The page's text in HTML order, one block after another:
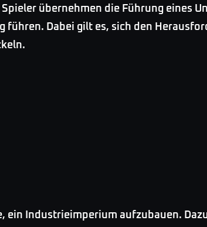
übernehmen die Führung eines
Dabei gilt es, sich den
ein Industrieimperium aufzubauen.